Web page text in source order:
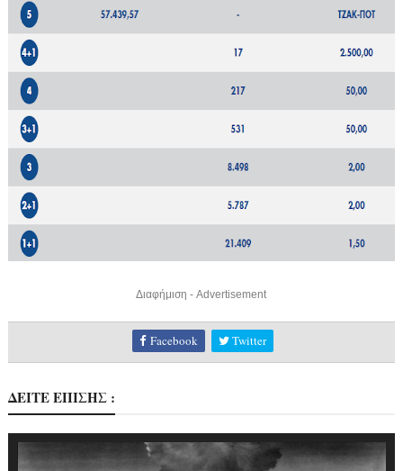
Διαφήμιση - Advertisement
Facebook Twitter
ΔΕΙΤΕ ΕΠΙΣΗΣ :